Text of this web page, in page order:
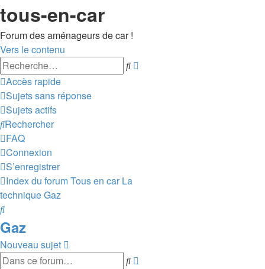
tous-en-car
Forum des aménageurs de car !
Vers le contenu
Rechercher
Accès rapide
Sujets sans réponse
Sujets actifs
Rechercher
FAQ
Connexion
S’enregistrer
Index du forumTous en car La
techniqueGaz
Rechercher
Gaz
Nouveau sujet
Rechercher